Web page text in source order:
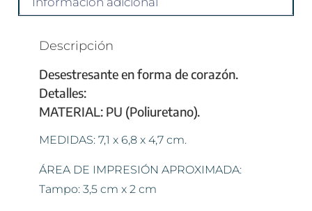
Descripción
Desestresante en forma de corazón.
Detalles:
MATERIAL: PU (Poliuretano).
MEDIDAS: 7,1 x 6,8 x 4,7 cm.
ÁREA DE IMPRESIÓN APROXIMADA:
Tampo: 3,5 cm x 2 cm